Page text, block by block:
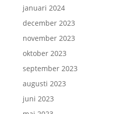
januari 2024
december 2023
november 2023
oktober 2023
september 2023
augusti 2023
juni 2023